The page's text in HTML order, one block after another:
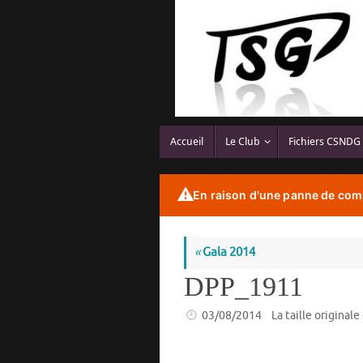
Accueil Le Club Fichiers CSNDG
⚠️En raison d'une panne de
«Gala 2014
DPP_1911
03/08/2014 La taille